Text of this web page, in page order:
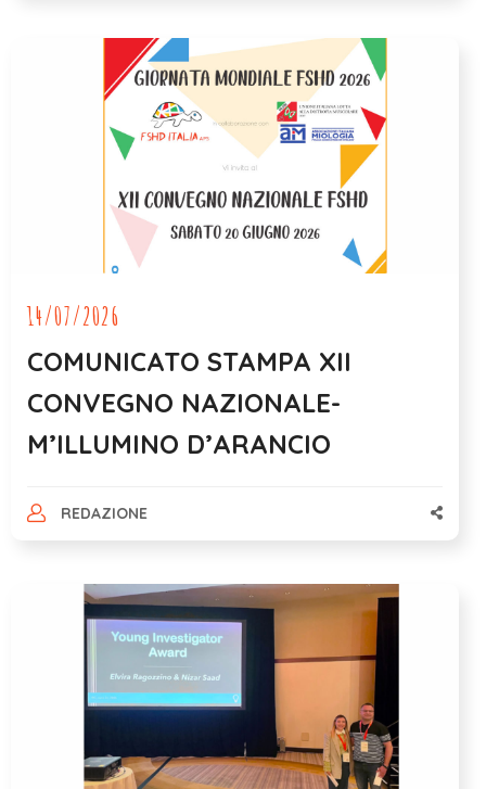
14/07/2026
COMUNICATO STAMPA XII
CONVEGNO NAZIONALE-
M’ILLUMINO D’ARANCIO
REDAZIONE